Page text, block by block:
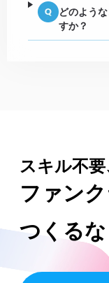
どのよう
すか？
スキル不
ファン
つくる